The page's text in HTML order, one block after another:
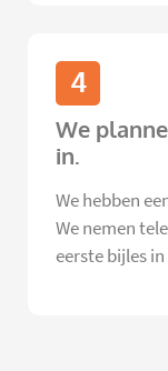
4
We
in.
We hebben
We nemen
eerste bijles